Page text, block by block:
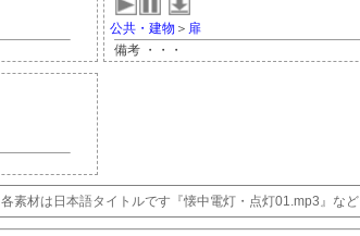
公共・建物 ＞ 扉
備考 ・・・
各素材は日本語タイトルです『懐中電灯・点灯01.mp3』など